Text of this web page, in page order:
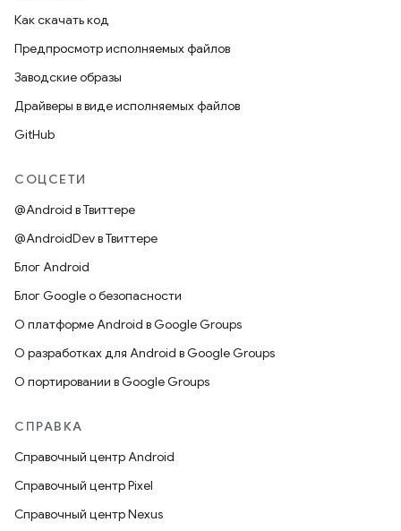
Как скачать код
Предпросмотр исполняемых файлов
Заводские образы
Драйверы в виде исполняемых файлов
GitHub
СОЦСЕТИ
@Android в Твиттере
@AndroidDev в Твиттере
Блог Android
Блог Google о безопасности
О платформе Android в Google Groups
О разработках для Android в Google Groups
О портировании в Google Groups
СПРАВКА
Справочный центр Android
Справочный центр Pixel
Справочный центр Nexus